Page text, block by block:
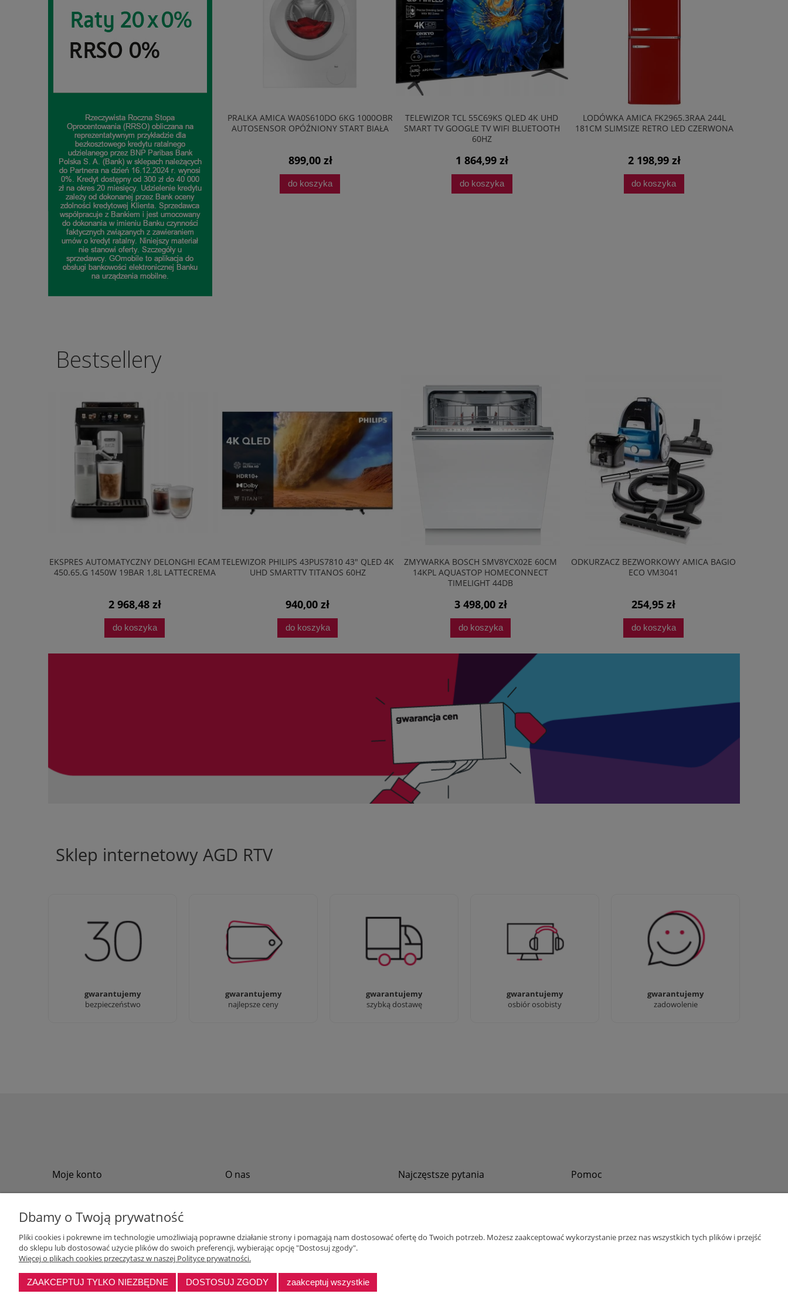
TELEWIZOR TCL 40S5L QLED FULL HD
SMART TV ANDROID WIFI BLUETOOTH
CZARNY
1 074,99 zł
do koszyka
PRALKA AMICA WA0S610DO 6KG 1000OBR
AUTOSENSOR OPÓŹNIONY START BIAŁA
899,00 zł
do koszyka
TELEWIZOR TCL 55C69KS QLED 4K UHD
SMART TV GOOGLE TV WIFI BLUETOOTH
60HZ
1 864,99 zł
do koszyka
LODÓWKA AMICA FK2965.3RAA 244L
181CM SLIMSIZE RETRO LED CZERWONA
2 198,99 zł
do koszyka
Bestsellery
EKSPRES AUTOMATYCZNY DELONGHI ECAM
450.65.G 1450W 19BAR 1,8L LATTECREMA
2 968,48 zł
do koszyka
TELEWIZOR PHILIPS 43PUS7810 43" QLED 4K
UHD SMARTTV TITANOS 60HZ
940,00 zł
do koszyka
ZMYWARKA BOSCH SMV8YCX02E 60CM
14KPL AQUASTOP HOMECONNECT
TIMELIGHT 44DB
3 498,00 zł
do koszyka
ODKURZACZ BEZWORKOWY AMICA BAGIO
ECO VM3041
254,95 zł
do koszyka
Sklep internetowy AGD RTV
gwarantujemy
bezpieczeństwo
Jesteśmy firmą z 30-letnim
doświadczeniem
gwarantujemy
najlepsze ceny
Ciężko pracujemy aby zapewnić
najlepsze oferty
gwarantujemy
szybką dostawę
90% dostaw następnego dnia,
bez dopłat!
gwarantujemy
osbiór osobisty
Jesteśmy prawdziwi :) możesz
przyjść i zobaczyć nasze sklepy
gwarantujemy
zadowolenie
Sprawdź nasze 100%
zadowolenia Klientów
Moje konto
Przechowalnia
Ustawienia konta
O nas
Polityka prywatności
Program lojalnościowy dla firm
Najczęstsze pytania Pomoc
bok@abinvest.info
Dbamy o Twoją prywatność
Pliki cookies i pokrewne im technologie umożliwiają poprawne działanie strony i pomagają nam dostosować ofertę do Twoich potrzeb. Możesz zaakceptować wykorzystanie przez nas wszystkich tych plików i przejść
do sklepu lub dostosować użycie plików do swoich preferencji, wybierając opcję "Dostosuj zgody".
Więcej o plikach cookies przeczytasz w naszej Polityce prywatności.
ZAAKCEPTUJ TYLKO NIEZBĘDNE DOSTOSUJ ZGODY zaakceptuj wszystkie